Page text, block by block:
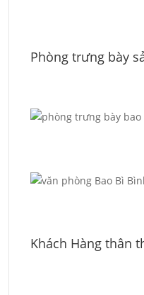
Phòng trưng bày
Khách Hàng thân